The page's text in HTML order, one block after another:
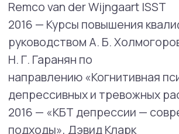
Направления работы:
Диалектическая поведенческая
терапия,
суицидальное и самоповреждающее
поведение,
когнитивно-поведенческая терапия
депрессии, тревожных расстройств,
ПТСР и расстройств пищевого
поведения.